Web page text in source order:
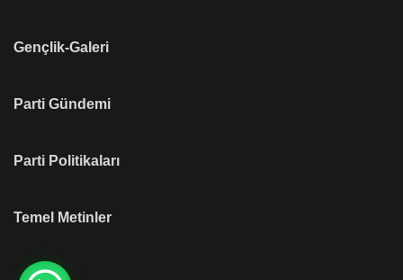
Gençlik-Galeri
Parti Gündemi
Parti Politikaları
Temel Metinler